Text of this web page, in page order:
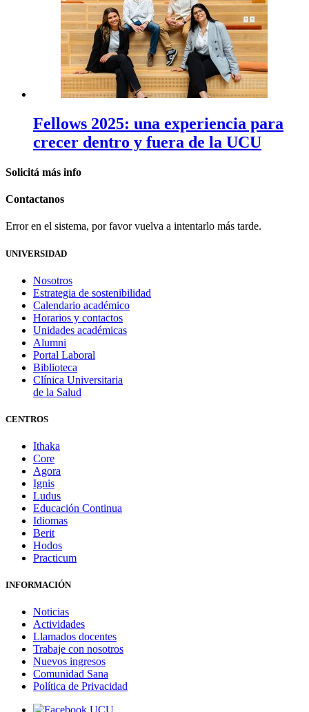
Fellows 2025: una experiencia para
crecer dentro y fuera de la UCU
Solicitá más info
Contactanos
Error en el sistema, por favor vuelva a intentarlo más tarde.
UNIVERSIDAD
Nosotros
Estrategia de sostenibilidad
Calendario académico
Horarios y contactos
Unidades académicas
Alumni
Portal Laboral
Biblioteca
Clínica Universitaria
de la Salud
CENTROS
Ithaka
Core
Agora
Ignis
Ludus
Educación Continua
Idiomas
Berit
Hodos
Practicum
INFORMACIÓN
Noticias
Actividades
Llamados docentes
Trabaje con nosotros
Nuevos ingresos
Comunidad Sana
Política de Privacidad